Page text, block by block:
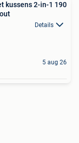
kussens 2-in-1 190
Details
5 aug 26